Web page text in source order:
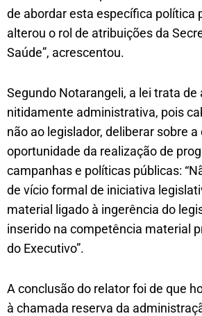
de abordar esta específica política
alterou o rol de atribuições da
Saúde”, acrescentou.
Segundo Notarangeli, a lei trata de
nitidamente administrativa, pois
não ao legislador, deliberar sobre
oportunidade da realização de
campanhas e políticas públicas:
de vício formal de iniciativa
material ligado à ingerência do
inserido na competência material
do Executivo”.
A conclusão do relator foi de que
à chamada reserva da